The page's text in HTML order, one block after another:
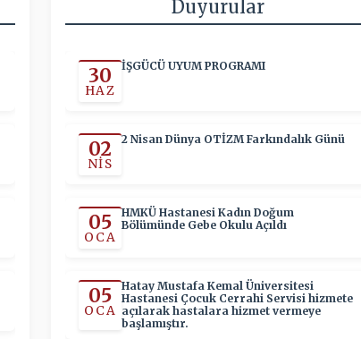
Duyurular
30
HAZ
İŞGÜCÜ UYUM PROGRAMI
02
NIS
2 Nisan Dünya OTİZM Farkındalık Günü
05
OCA
HMKÜ Hastanesi Kadın Doğum
Bölümünde Gebe Okulu Açıldı
05
OCA
Hatay Mustafa Kemal Üniversitesi
Hastanesi Çocuk Cerrahi Servisi hizmete
açılarak hastalara hizmet vermeye
başlamıştır.